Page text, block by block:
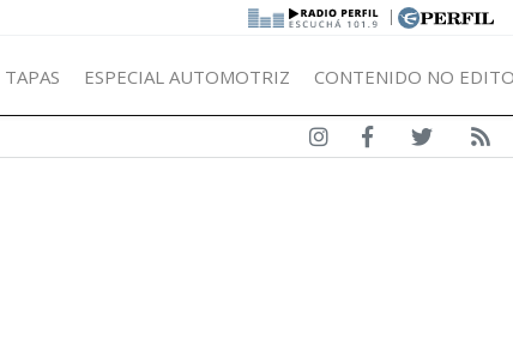
|
TAPAS ESPECIAL AUTOMOTRIZ CONTENIDO NO